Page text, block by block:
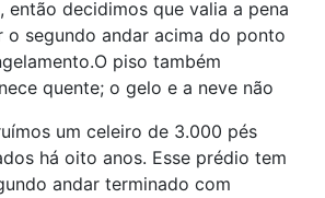
então decidimos que valia a pena
o segundo andar acima do ponto
piso também
quente; o gelo e a neve não
um celeiro de 3.000 pés
há oito anos. Esse prédio tem
andar terminado com